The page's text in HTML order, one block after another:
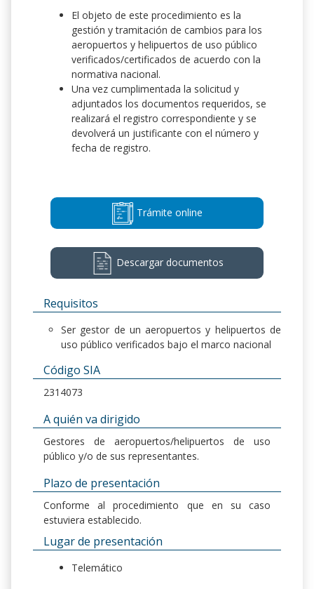
El objeto de este procedimiento es la
gestión y tramitación de cambios para los
aeropuertos y helipuertos de uso público
verificados/certificados de acuerdo con la
normativa nacional.
Una vez cumplimentada la solicitud y
adjuntados los documentos requeridos, se
realizará el registro correspondiente y se
devolverá un justificante con el número y
fecha de registro.
Trámite online
Descargar documentos
Requisitos
Ser gestor de un aeropuertos y helipuertos de
uso público verificados bajo el marco nacional
Código SIA
2314073
A quién va dirigido
Gestores de aeropuertos/helipuertos de uso
público y/o de sus representantes.
Plazo de presentación
Conforme al procedimiento que en su caso
estuviera establecido.
Lugar de presentación
Telemático